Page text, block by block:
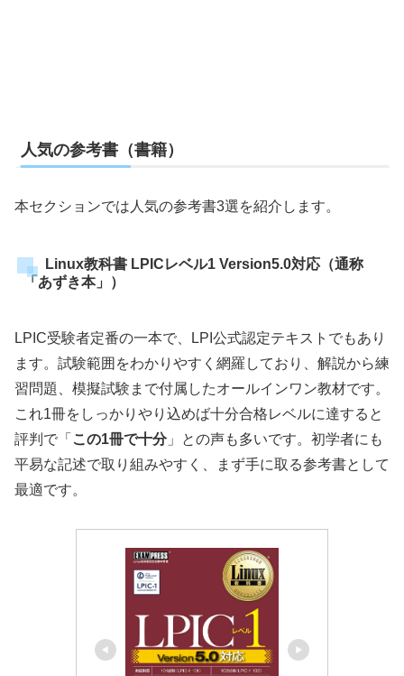
人気の参考書（書籍）
本セクションでは人気の参考書3選を紹介します。
Linux教科書 LPICレベル1 Version5.0対応（通称
「あずき本」）
LPIC受験者定番の一本で、LPI公式認定テキストでもあり
ます。試験範囲をわかりやすく網羅しており、解説から練
習問題、模擬試験まで付属したオールインワン教材です。
これ1冊をしっかりやり込めば十分合格レベルに達すると
評判で「 この1冊で十分」との声も多いです。初学者にも
平易な記述で取り組みやすく、まず手に取る参考書として
最適です。